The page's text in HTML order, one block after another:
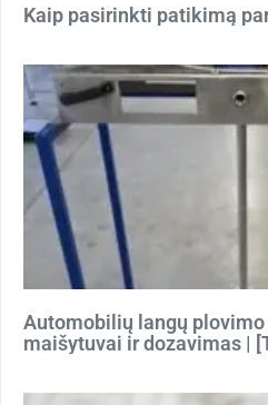
Kaip pasirinkti patikimą
Automobilių langų
maišytuvai ir dozavimas |